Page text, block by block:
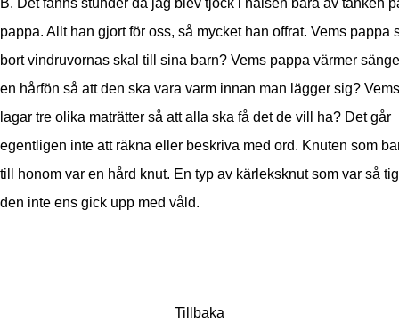
pappa. Allt han gjort för oss, så mycket han offrat. Vems pappa
bort vindruvornas skal till sina barn? Vems pappa värmer
en hårfön så att den ska vara varm innan man lägger sig?
lagar tre olika maträtter så att alla ska få det de vill ha? Det går
egentligen inte att räkna eller beskriva med ord. Knuten som
till honom var en hård knut. En typ av kärleksknut som var så
den inte ens gick upp med våld.
Tillbaka